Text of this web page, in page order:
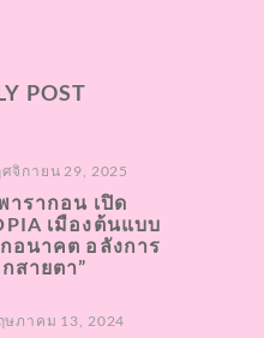
POST
จิกายน 29, 2025
ารากอน เปิด
เมืองต้นแบบ
อนาคต อลังการ
สายตา”
ษภาคม 13, 2024